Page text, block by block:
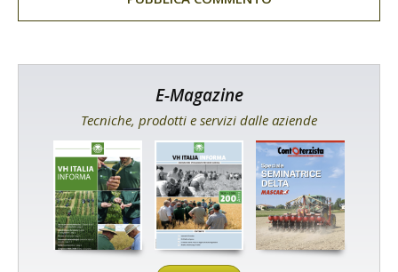
E-Magazine
Tecniche, prodotti e servizi dalle aziende